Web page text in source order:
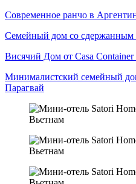
Современное ранчо в
Семейный дом со
Висячий Дом от Casa
Минималистский семейный
Парагвай